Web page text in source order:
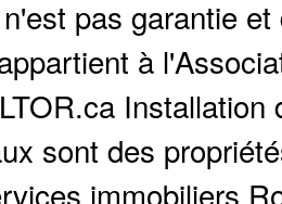
pas garantie
à
sont des
immobiliers